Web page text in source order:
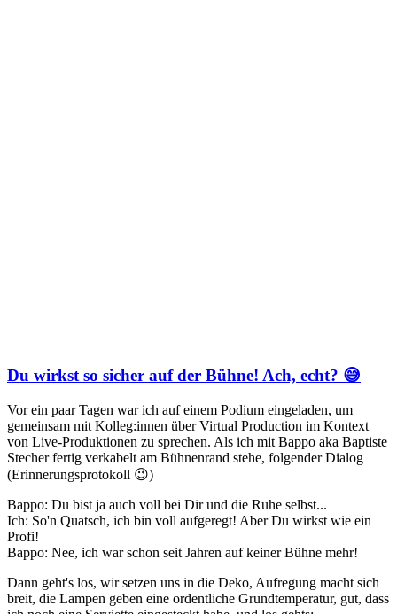
Du wirkst so sicher auf der Bühne! Ach, echt? 😅
Vor ein paar Tagen war ich auf einem Podium eingeladen, um
gemeinsam mit Kolleg:innen über Virtual Production im Kontext
von Live-Produktionen zu sprechen. Als ich mit Bappo aka Baptiste
Stecher fertig verkabelt am Bühnenrand stehe, folgender Dialog
(Erinnerungsprotokoll 😉)
Bappo: Du bist ja auch voll bei Dir und die Ruhe selbst...
Ich: So'n Quatsch, ich bin voll aufgeregt! Aber Du wirkst wie ein
Profi!
Bappo: Nee, ich war schon seit Jahren auf keiner Bühne mehr!
Dann geht's los, wir setzen uns in die Deko, Aufregung macht sich
breit, die Lampen geben eine ordentliche Grundtemperatur, gut, dass